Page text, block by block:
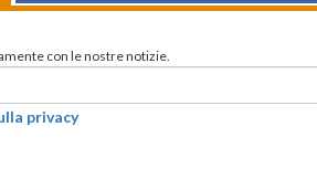
con le nostre notizie.
privacy